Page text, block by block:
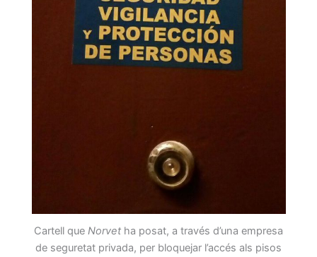
Cartell que Norvet ha posat, a través d’una empresa
de seguretat privada, per bloquejar l’accés als pisos